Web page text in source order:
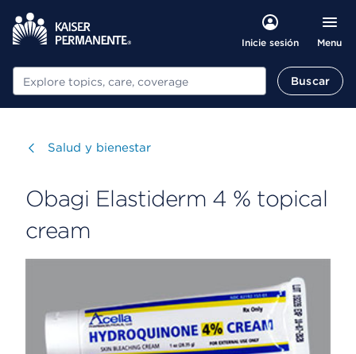
Inicie sesión Menu
Buscar Buscar
Visitar
Salud y bienestar
Obagi Elastiderm 4 % topical
cream